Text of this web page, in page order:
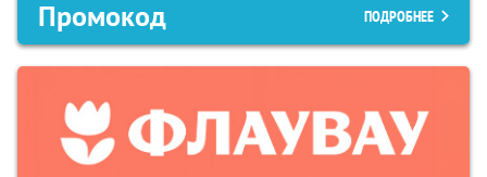
Промокод ПОДРОБНЕЕ